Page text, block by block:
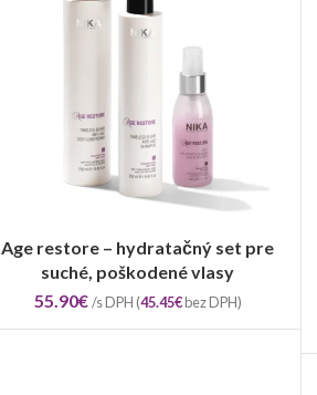
PRIDAŤ DO KOŠÍKA
Age restore – hydratačný set pre
suché, poškodené vlasy
55.90€ /s DPH (45.45€bez DPH)